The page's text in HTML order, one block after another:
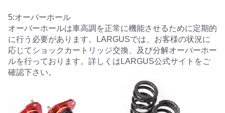
5:オーバーホール
オーバーホールは車高調を正常に機能させるために定期的
に行う必要があります。LARGUSでは、お客様の状況に
応じてショックカートリッジ交換、及び分解オーバーホー
ルを行っております。詳しくはLARGUS公式サイトをご
確認下さい。